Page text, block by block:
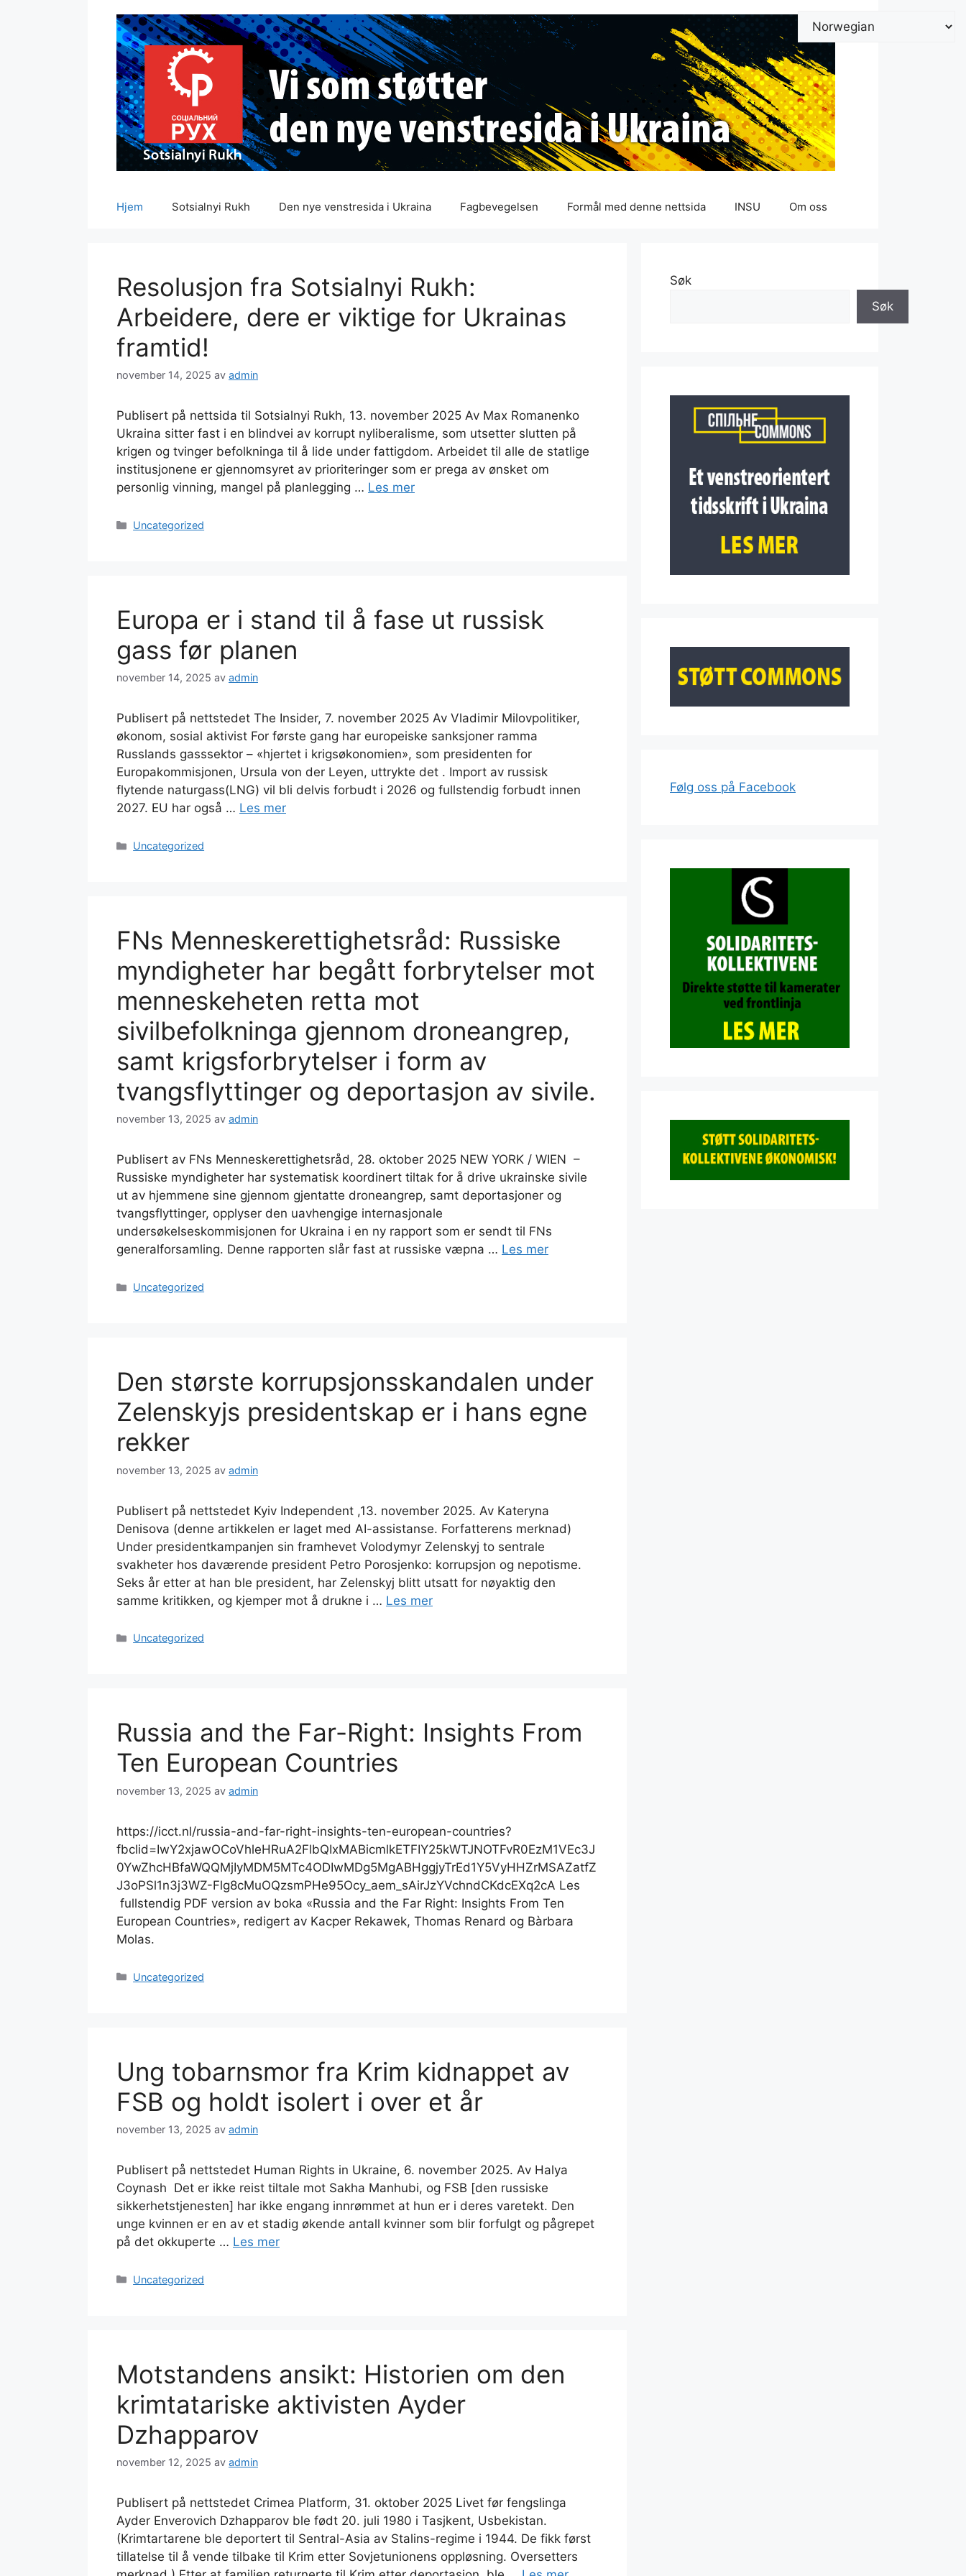
Hjem Sotsialnyi Rukh Den nye venstresida i Ukraina Fagbevegelsen Formål med denne nettsida INSU Om oss
Resolusjon fra Sotsialnyi Rukh:
Arbeidere, dere er viktige for Ukrainas
framtid!
november 14, 2025 av admin
Publisert på nettsida til Sotsialnyi Rukh, 13. november 2025 Av Max Romanenko
Ukraina sitter fast i en blindvei av korrupt nyliberalisme, som utsetter slutten på
krigen og tvinger befolkninga til å lide under fattigdom. Arbeidet til alle de statlige
institusjonene er gjennomsyret av prioriteringer som er prega av ønsket om
personlig vinning, mangel på planlegging … Les mer
Kategorier
Uncategorized
Europa er i stand til å fase ut russisk
gass før planen
november 14, 2025 av admin
Publisert på nettstedet The Insider, 7. november 2025 Av Vladimir Milovpolitiker,
økonom, sosial aktivist For første gang har europeiske sanksjoner ramma
Russlands gasssektor – «hjertet i krigsøkonomien», som presidenten for
Europakommisjonen, Ursula von der Leyen, uttrykte det . Import av russisk
flytende naturgass(LNG) vil bli delvis forbudt i 2026 og fullstendig forbudt innen
2027. EU har også … Les mer
Kategorier
Uncategorized
FNs Menneskerettighetsråd: Russiske
myndigheter har begått forbrytelser mot
menneskeheten retta mot
sivilbefolkninga gjennom droneangrep,
samt krigsforbrytelser i form av
tvangsflyttinger og deportasjon av sivile.
november 13, 2025 av admin
Publisert av FNs Menneskerettighetsråd, 28. oktober 2025 NEW YORK / WIEN –
Russiske myndigheter har systematisk koordinert tiltak for å drive ukrainske sivile
ut av hjemmene sine gjennom gjentatte droneangrep, samt deportasjoner og
tvangsflyttinger, opplyser den uavhengige internasjonale
undersøkelseskommisjonen for Ukraina i en ny rapport som er sendt til FNs
generalforsamling. Denne rapporten slår fast at russiske væpna … Les mer
Kategorier
Uncategorized
Den største korrupsjonsskandalen under
Zelenskyjs presidentskap er i hans egne
rekker
november 13, 2025 av admin
Publisert på nettstedet Kyiv Independent ,13. november 2025. Av Kateryna
Denisova (denne artikkelen er laget med AI-assistanse. Forfatterens merknad)
Under presidentkampanjen sin framhevet Volodymyr Zelenskyj to sentrale
svakheter hos daværende president Petro Porosjenko: korrupsjon og nepotisme.
Seks år etter at han ble president, har Zelenskyj blitt utsatt for nøyaktig den
samme kritikken, og kjemper mot å drukne i … Les mer
Kategorier
Uncategorized
Russia and the Far-Right: Insights From
Ten European Countries
november 13, 2025 av admin
https://icct.nl/russia-and-far-right-insights-ten-european-countries?
fbclid=IwY2xjawOCoVhleHRuA2FlbQIxMABicmlkETFIY25kWTJNOTFvR0EzM1VEc3J
0YwZhcHBfaWQQMjIyMDM5MTc4ODIwMDg5MgABHggjyTrEd1Y5VyHHZrMSAZatfZ
J3oPSl1n3j3WZ-Flg8cMuOQzsmPHe95Ocy_aem_sAirJzYVchndCKdcEXq2cA Les
fullstendig PDF version av boka «Russia and the Far Right: Insights From Ten
European Countries», redigert av Kacper Rekawek, Thomas Renard og Bàrbara
Molas.
Kategorier
Uncategorized
Ung tobarnsmor fra Krim kidnappet av
FSB og holdt isolert i over et år
november 13, 2025 av admin
Publisert på nettstedet Human Rights in Ukraine, 6. november 2025. Av Halya
Coynash Det er ikke reist tiltale mot Sakha Manhubi, og FSB [den russiske
sikkerhetstjenesten] har ikke engang innrømmet at hun er i deres varetekt. Den
unge kvinnen er en av et stadig økende antall kvinner som blir forfulgt og pågrepet
på det okkuperte … Les mer
Kategorier
Uncategorized
Motstandens ansikt: Historien om den
krimtatariske aktivisten Ayder
Dzhapparov
november 12, 2025 av admin
Publisert på nettstedet Crimea Platform, 31. oktober 2025 Livet før fengslinga
Ayder Enverovich Dzhapparov ble født 20. juli 1980 i Tasjkent, Usbekistan.
(Krimtartarene ble deportert til Sentral-Asia av Stalins-regime i 1944. De fikk først
tillatelse til å vende tilbake til Krim etter Sovjetunionens oppløsning. Oversetters
Søk
Søk
Følg oss på Facebook